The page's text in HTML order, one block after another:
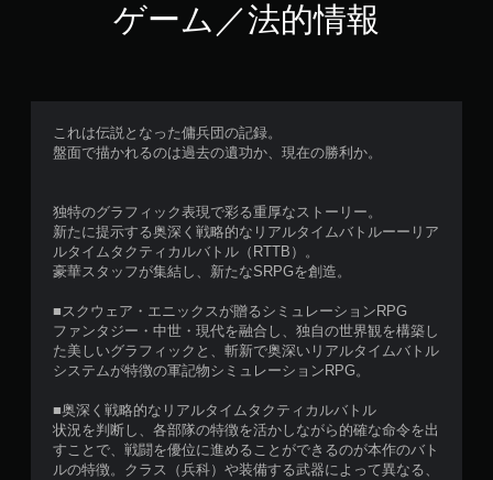
ゲーム／法的情報
これは伝説となった傭兵団の記録。
盤面で描かれるのは過去の遺功か、現在の勝利か。
独特のグラフィック表現で彩る重厚なストーリー。
新たに提示する奥深く戦略的なリアルタイムバトルーーリア
ルタイムタクティカルバトル（RTTB）。
豪華スタッフが集結し、新たなSRPGを創造。
■スクウェア・エニックスが贈るシミュレーションRPG
ファンタジー・中世・現代を融合し、独自の世界観を構築し
た美しいグラフィックと、斬新で奥深いリアルタイムバトル
システムが特徴の軍記物シミュレーションRPG。
■奥深く戦略的なリアルタイムタクティカルバトル
状況を判断し、各部隊の特徴を活かしながら的確な命令を出
すことで、戦闘を優位に進めることができるのが本作のバト
ルの特徴。クラス（兵科）や装備する武器によって異なる、